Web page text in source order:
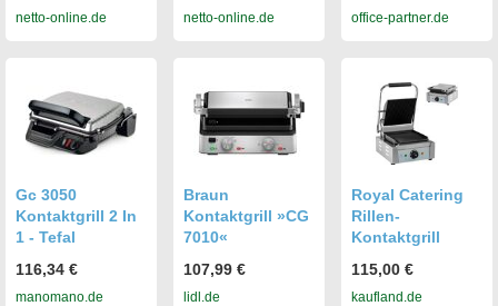
netto-online.de netto-online.de office-partner.de
Gc 3050
Kontaktgrill 2 In
1 - Tefal
116,34 €
manomano.de
Braun
Kontaktgrill »CG
7010«
107,99 €
lidl.de
Royal Catering
Rillen-
Kontaktgrill
115,00 €
kaufland.de